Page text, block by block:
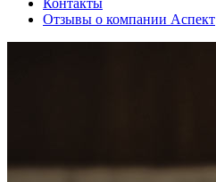
Контакты
Отзывы о компании Аспект